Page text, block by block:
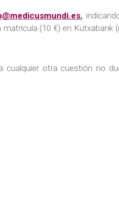
,
(10 €) en Kutxabank
otra cuestión no